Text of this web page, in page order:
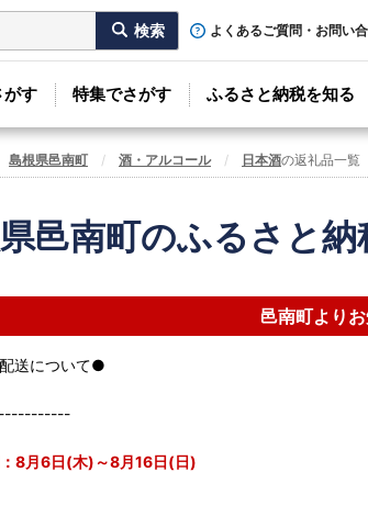
よくあるご質問・お問い
がす 特集でさがす ふるさと納税を知る
島根県邑南町 酒・アルコール 日本酒の返礼品一覧
邑南町のふるさと
邑南町より
送について●
：8月6日(木)～8月16日(日)